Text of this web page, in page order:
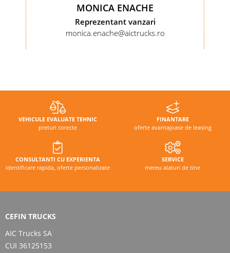
MONICA ENACHE
Reprezentant vanzari
monica.enache@aictrucks.ro
VEHICULE EVALUATE TEHNIC
preturi corecte
FINANTARE
oferte avantajoase de leasing
CONSULTANTI CU EXPERIENTA
identificare rapida, oferte personalizate
SERVICE
mereu alaturi de tine
CEFIN TRUCKS
AIC Trucks SA
CUI 36125153